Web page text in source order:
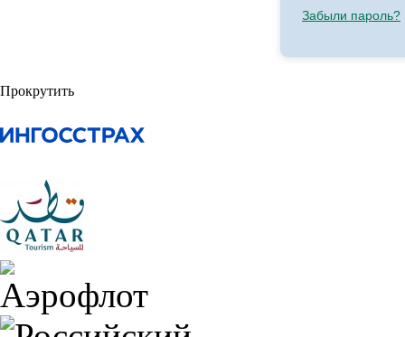
Забыли пароль?
Прокрутить